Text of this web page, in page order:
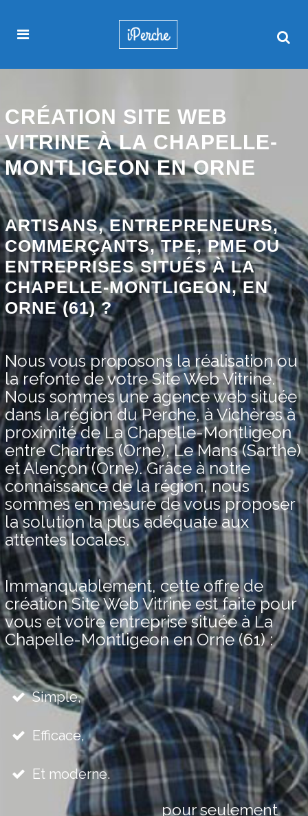
CRÉATION SITE WEB
VITRINE À LA CHAPELLE-
MONTLIGEON EN ORNE
ARTISANS, ENTREPRENEURS,
COMMERÇANTS, TPE, PME OU
ENTREPRISES SITUÉS À LA
CHAPELLE-MONTLIGEON, EN
ORNE (61) ?
Nous vous proposons la réalisation ou
la refonte de votre Site Web Vitrine.
Nous sommes une agence web située
dans la région du Perche, à Vichères à
proximité de La Chapelle-Montligeon
entre Chartres (Orne), Le Mans (Sarthe)
et Alençon (Orne). Grâce à notre
connaissance de la région, nous
sommes en mesure de vous proposer
la solution la plus adéquate aux
attentes locales.
Immanquablement, cette offre de
création Site Web Vitrine est faite pour
vous et votre entreprise située à La
Chapelle-Montligeon en Orne (61) :
Simple,
Efficace,
Et moderne.
pour seulement